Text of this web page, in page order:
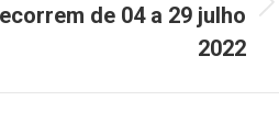
de 04 a 29 julho
2022